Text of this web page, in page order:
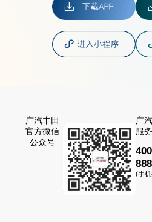
广汽丰田
官方微信
公众号
广
服
(手